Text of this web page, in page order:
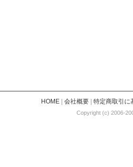
HOME| 会社概要| 特定商取引に
Copyright (c) 2006-